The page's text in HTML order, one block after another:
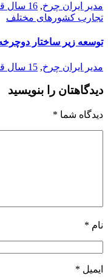
مدیر ایران چرخ, 16 سال قبل
تجارب کشورهای مختلف
توسعه زیر ساختار
مدیر ایران چرخ, 15 سال قبل
دیدگاهتان را بنویسید
دیدگاه شما *
نام *
ایمیل *